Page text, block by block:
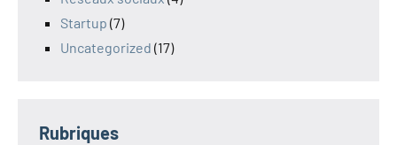
Startup (7)
Uncategorized (17)
Rubriques